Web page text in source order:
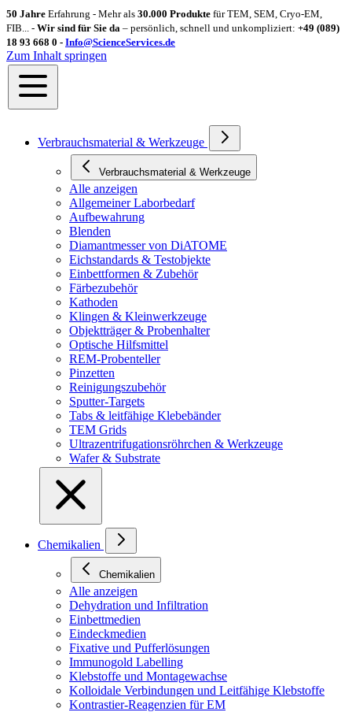
50 Jahre Erfahrung - Mehr als 30.000 Produkte für TEM, SEM, Cryo-EM,
FIB... - Wir sind für Sie da – persönlich, schnell und unkompliziert: +49 (089)
18 93 668 0 - Info@ScienceServices.de
Zum Inhalt springen
Verbrauchsmaterial & Werkzeuge
Verbrauchsmaterial & Werkzeuge
Alle anzeigen
Allgemeiner Laborbedarf
Aufbewahrung
Blenden
Diamantmesser von DiATOME
Eichstandards & Testobjekte
Einbettformen & Zubehör
Färbezubehör
Kathoden
Klingen & Kleinwerkzeuge
Objektträger & Probenhalter
Optische Hilfsmittel
REM-Probenteller
Pinzetten
Reinigungszubehör
Sputter-Targets
Tabs & leitfähige Klebebänder
TEM Grids
Ultrazentrifugationsröhrchen & Werkzeuge
Wafer & Substrate
Chemikalien
Chemikalien
Alle anzeigen
Dehydration und Infiltration
Einbettmedien
Eindeckmedien
Fixative und Pufferlösungen
Immunogold Labelling
Klebstoffe und Montagewachse
Kolloidale Verbindungen und Leitfähige Klebstoffe
Kontrastier-Reagenzien für EM